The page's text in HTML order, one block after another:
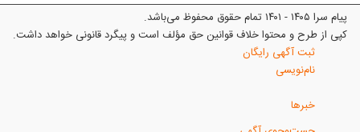
پیام سرا ۱۴۰۵ - ۱۴۰۱ تمام حقوق محفوظ می‌باشد.
کپی از طرح و محتوا خلاف قوانین حق مؤلف است و پیگرد قانونی خواهد داشت.
ثبت آگهی رایگان
نام‌نویسی
خبرها